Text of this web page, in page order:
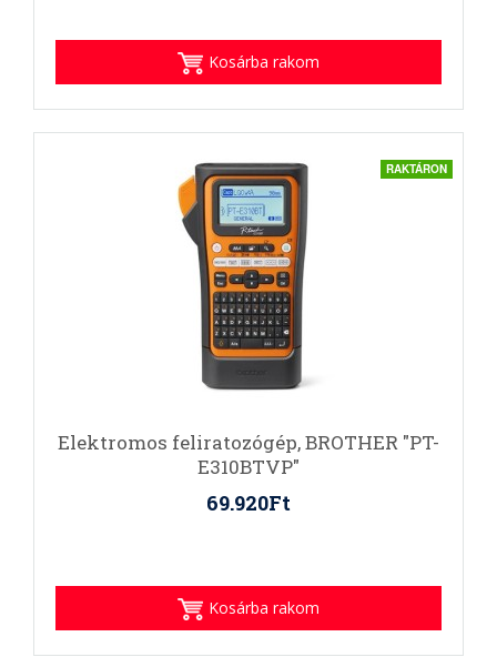
Kosárba rakom
RAKTÁRON
Elektromos feliratozógép, BROTHER "PT-
E310BTVP"
69.920Ft
Kosárba rakom